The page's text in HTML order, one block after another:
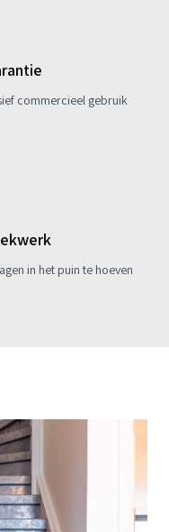
commercieel gebruik
in het puin te hoeven